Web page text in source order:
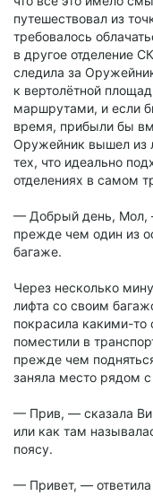
путешествовал из
требовалось
в другое отделение
следила за
к вертолётной
маршрутами, и если
время, прибыли бы
Оружейник вышел из
тех, что идеально
отделениях в самом
— Добрый день, Мол,
прежде чем один из
багаже.
Через несколько
лифта со своим
покрасила какими-
поместили в
прежде чем
заняла место рядом
— Прив, — сказала
или как там
поясу.
— Привет, —